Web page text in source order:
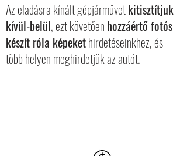
Az eladásra kínált gépjárművetkitisztítjuk
kívül-belül, ezt követően hozzáértő fotós
készít róla képekethirdetéseinkhez, és
több helyen meghirdetjük az autót.